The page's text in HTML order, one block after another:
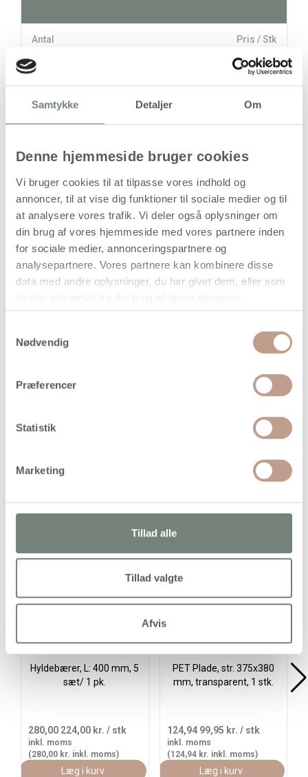
Samtykke Detaljer Om
Denne hjemmeside bruger cookies
Vi bruger cookies til at tilpasse vores indhold og
annoncer, til at vise dig funktioner til sociale medier og til
at analysere vores trafik. Vi deler også oplysninger om
din brug af vores hjemmeside med vores partnere inden
for sociale medier, annonceringspartnere og
analysepartnere. Vores partnere kan kombinere disse
data med andre oplysninger, du har givet dem, eller som
Nødvendig
Præferencer
Statistik
Marketing
Tillad alle
Tillad valgte
Afvis
Antal Pris / Stk
1 stk 1.995,00 kr.
(1.596,00kr.ekskl. moms)
Kan først bestilles, når det igen er på lager
Bestillingsvare
Handelsbetingelser
Hvidmalet vægstativ med 12 stk. svingbare arme. Leveres
Hyldebærer, L: 400 mm, 5
sæt/ 1 pk.
280,00 224,00 kr. / stk
inkl. moms
(280,00 kr. inkl. moms)
Læg i kurv
PET Plade, str. 375x380
mm, transparent, 1 stk.
124,94 99,95 kr. / stk
inkl. moms
(124,94 kr. inkl. moms)
Læg i kurv